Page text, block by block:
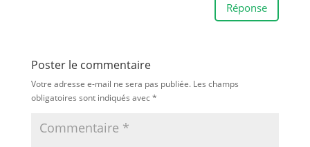
Réponse
Poster le commentaire
Votre adresse e-mail ne sera pas publiée. Les champs
obligatoires sont indiqués avec*